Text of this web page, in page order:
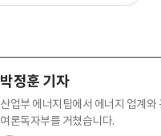
박정훈 기자
산업부 에너지팀에서 에너지 업계
여론독자부를 거쳤습니다.